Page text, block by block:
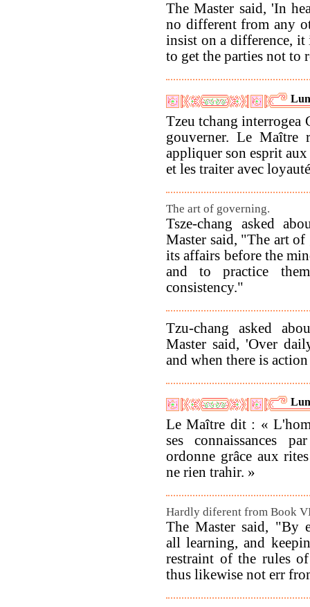
The Master said, 'In
no different from any
insist on a difference, it
to get the parties not to
Tzeu tchang interrogea
gouverner. Le
appliquer son esprit aux
et les traiter avec
The art of governing.
Tsze-chang asked
Master said, "The art
its affairs before the
and to practice
consistency."
Tzu-chang asked
Master said, 'Over
and when there is
Le Maître dit : «
ses connaissances
ordonne grâce aux
ne rien trahir. »
Hardly diferent from Book
The Master said, "By
all learning, and
restraint of the rules
thus likewise not err